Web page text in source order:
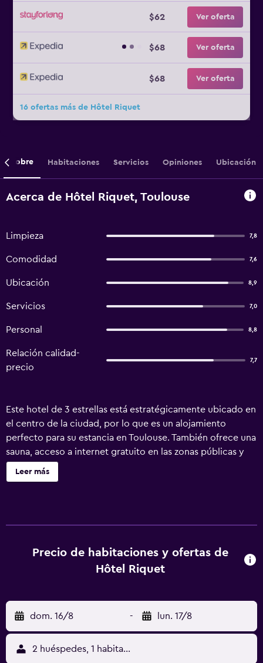
$62 Ver oferta
$68 Ver oferta
$68 Ver oferta
16 ofertas más de Hôtel Riquet
Sobre Habitaciones Servicios Opiniones Ubicación
Acerca de Hôtel Riquet, Toulouse
Limpieza 7,8
Comodidad 7,6
Ubicación 8,9
Servicios 7,0
Personal 8,8
Relación calidad-
precio
7,7
Este hotel de 3 estrellas está estratégicamente ubicado en
el centro de la ciudad, por lo que es un alojamiento
perfecto para su estancia en Toulouse. También ofrece una
sauna, acceso a internet gratuito en las zonas públicas y
masajes. Hotel Riquet es una opción ideal tanto si viaja por
negocios como por placer. La propiedad incluye
corazón de la zona de ocio de Toulouse, donde encontrará
muchas opciones de entretenimiento, restaurantes,
aquellos huéspedes que viajan en coche.
Leer más
Precio de habitaciones y ofertas de
Hôtel Riquet
dom. 16/8 - lun. 17/8
2 huéspedes, 1 habitación